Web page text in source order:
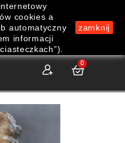
0
cookies a
automatyczny
informacji
zamknij